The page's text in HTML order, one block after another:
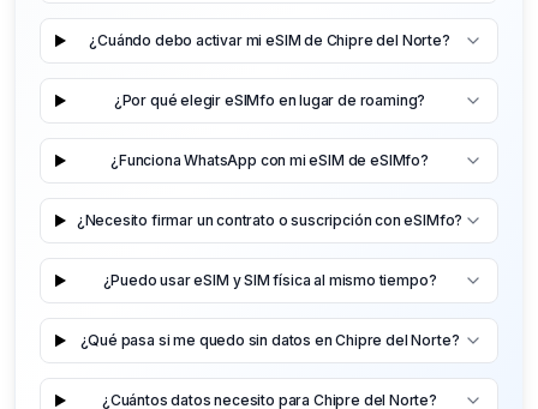
¿Cuándo debo activar mi eSIM de Chipre del Norte?
¿Por qué elegir eSIMfo en lugar de roaming?
¿Funciona WhatsApp con mi eSIM de eSIMfo?
¿Necesito firmar un contrato o suscripción con eSIMfo?
¿Puedo usar eSIM y SIM física al mismo tiempo?
¿Qué pasa si me quedo sin datos en Chipre del Norte?
¿Cuántos datos necesito para Chipre del Norte?